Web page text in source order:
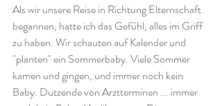
Als wir unsere Reise in Richtung Elternschaft
begannen, hatte ich das Gefühl, alles im Griff
zu haben. Wir schauten auf Kalender und
"planten" ein Sommerbaby. Viele Sommer
kamen und gingen, und immer noch kein
Baby. Dutzende von Arztterminen ... immer